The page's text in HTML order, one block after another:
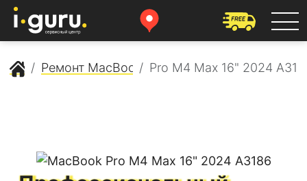
Сервисный центр Apple
Ремонт MacBook Pro M4 Max 16" 2024